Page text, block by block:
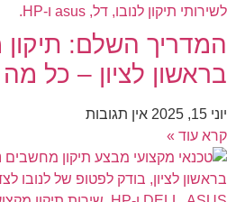
המדריך השלם: תיקון
בראשון לציון – כל
יוני 15, 2025
אין תגובות
קרא עוד »